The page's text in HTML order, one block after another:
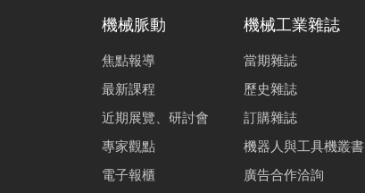
機械脈動
焦點報導
最新課程
近期展覽、研討會
專家觀點
電子報櫃
機械工業雜誌
當期雜誌
歷史雜誌
訂購雜誌
機器人與工具機叢書
廣告合作洽詢